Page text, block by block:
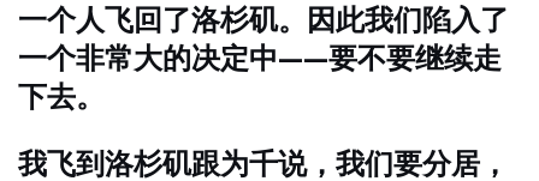
一个人飞回了洛杉矶。因此我们陷入了
一个非常大的决定中——要不要继续走
下去。
我飞到洛杉矶跟为千说，我们要分居，